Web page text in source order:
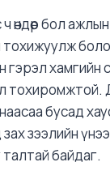
бол ажлын
ч тохижуулж
гэрэл хамгийн
бусад
зээлийн
байдаг.